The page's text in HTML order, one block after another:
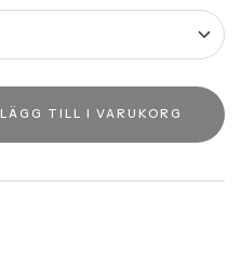
LÄGG TILL I VARUKORG